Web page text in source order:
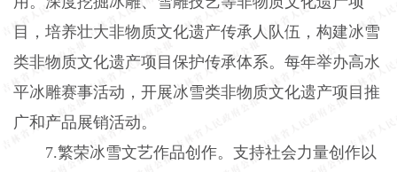
目，培养壮大非物质文化遗产传承人队伍，构建冰雪
类非物质文化遗产项目保护传承体系。每年举办高水
平冰雕赛事活动，开展冰雪类非物质文化遗产项目推
广和产品展销活动。
7.繁荣冰雪文艺作品创作。支持社会力量创作以